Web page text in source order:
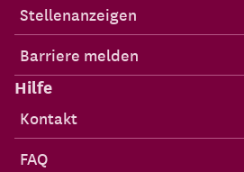
Stellenanzeigen
Barriere melden
Hilfe
Kontakt
FAQ